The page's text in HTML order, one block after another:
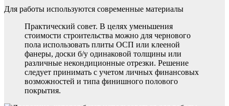
Для работы используются современные материалы
Практический совет. В целях уменьшения
стоимости строительства можно для чернового
пола использовать плиты ОСП или клееной
фанеры, доски б/у одинаковой толщины или
различные некондиционные отрезки. Решение
следует принимать с учетом личных финансовых
возможностей и типа финишного полового
покрытия.